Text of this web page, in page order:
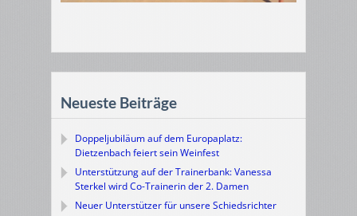
Neueste Beiträge
Doppeljubiläum auf dem Europaplatz:
Dietzenbach feiert sein Weinfest
Unterstützung auf der Trainerbank: Vanessa
Sterkel wird Co-Trainerin der 2. Damen
Neuer Unterstützer für unsere Schiedsrichter